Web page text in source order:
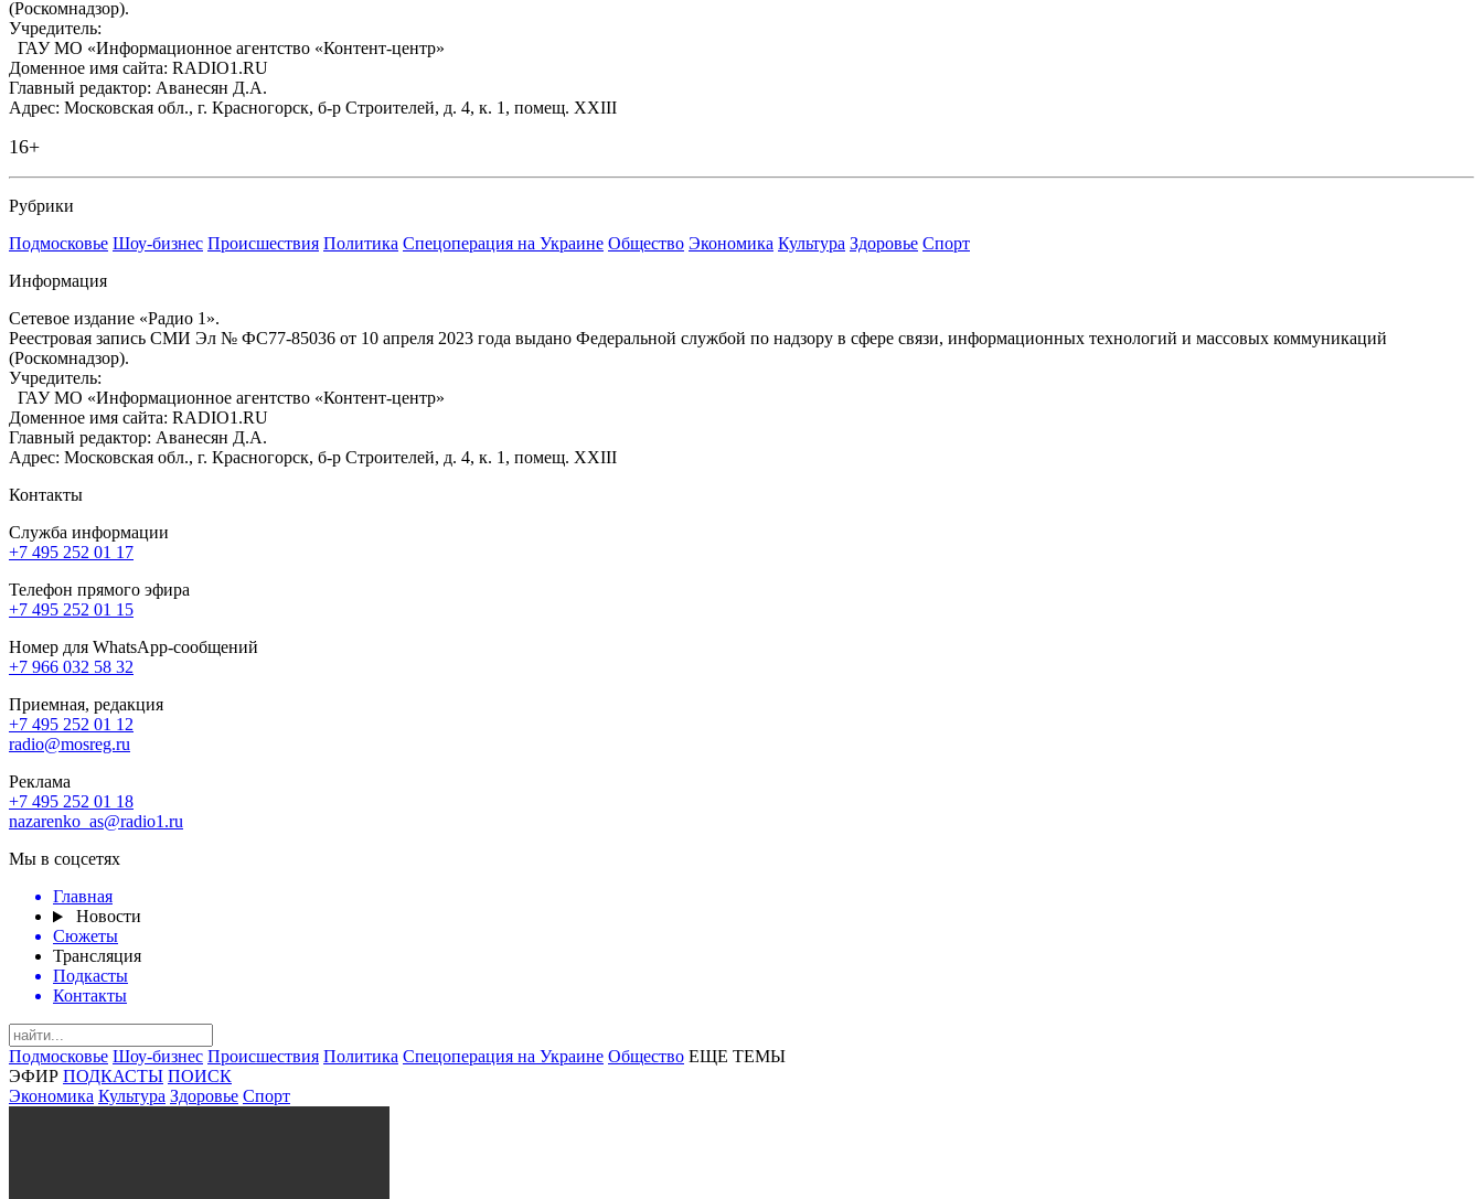
(Роскомнадзор).
Учредитель:
ГАУ МО «Информационное агентство «Контент-центр»
Доменное имя сайта: RADIO1.RU
Главный редактор: Аванесян Д.А.
Адрес: Московская обл., г. Красногорск, б-р Строителей, д. 4, к. 1, помещ. XXIII
16+
Рубрики
Подмосковье Шоу-бизнес Происшествия Политика Спецоперация на Украине Общество Экономика Культура Здоровье Спорт
Информация
Сетевое издание «Радио 1».
Реестровая запись СМИ Эл № ФС77-85036 от 10 апреля 2023 года выдано Федеральной службой по надзору в сфере связи, информационных технологий и массовых коммуникаций
(Роскомнадзор).
Учредитель:
ГАУ МО «Информационное агентство «Контент-центр»
Доменное имя сайта: RADIO1.RU
Главный редактор: Аванесян Д.А.
Адрес: Московская обл., г. Красногорск, б-р Строителей, д. 4, к. 1, помещ. XXIII
Контакты
Служба информации
+7 495 252 01 17
Телефон прямого эфира
+7 495 252 01 15
Номер для WhatsApp-сообщений
+7 966 032 58 32
Приемная, редакция
+7 495 252 01 12
radio@mosreg.ru
Реклама
+7 495 252 01 18
nazarenko_as@radio1.ru
Мы в соцсетях
Главная
Новости
Сюжеты
Трансляция
Подкасты
Контакты
Подмосковье Шоу-бизнес Происшествия Политика Спецоперация на Украине Общество ЕЩЕ ТЕМЫ
ЭФИР ПОДКАСТЫ ПОИСК
Экономика Культура Здоровье Спорт